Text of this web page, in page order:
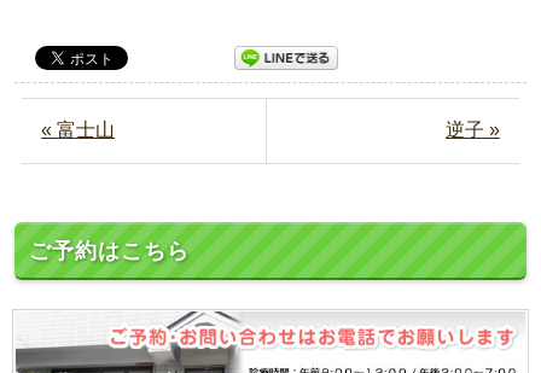
« 富士山 逆子 »
ご予約はこちら